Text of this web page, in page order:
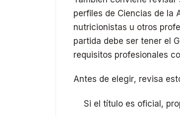
perfiles de Ciencias de la
nutricionistas u otros
partida debe ser tener el
requisitos profesionales
Antes de elegir, revisa
Si el título es oficial,